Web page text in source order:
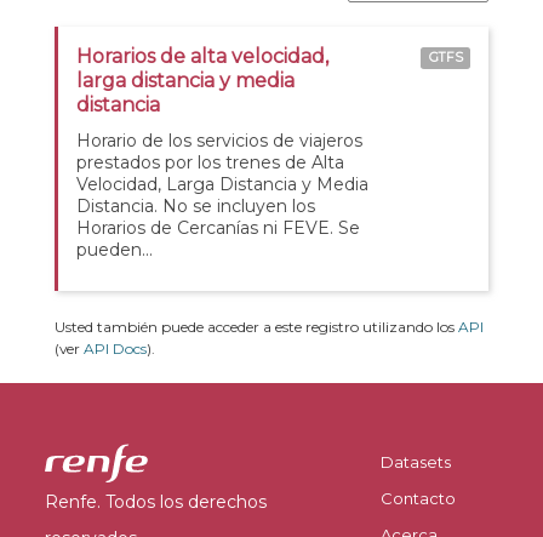
Horarios de alta velocidad,
larga distancia y media
distancia
Horario de los servicios de viajeros
prestados por los trenes de Alta
Velocidad, Larga Distancia y Media
Distancia. No se incluyen los
Horarios de Cercanías ni FEVE. Se
pueden...
GTFS
Usted también puede acceder a este registro utilizando los API
(ver API Docs).
Renfe. Todos los derechos
Datasets
Contacto